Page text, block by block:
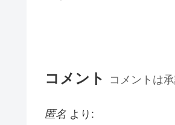
コメント コメントは承
匿名 より: